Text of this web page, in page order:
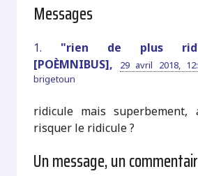
Messages
1.
"rien de plus
[POÈMNIBUS],
29 avril 2018,
brigetoun
ridicule mais superbement,
risquer le ridicule ?
Un message, un